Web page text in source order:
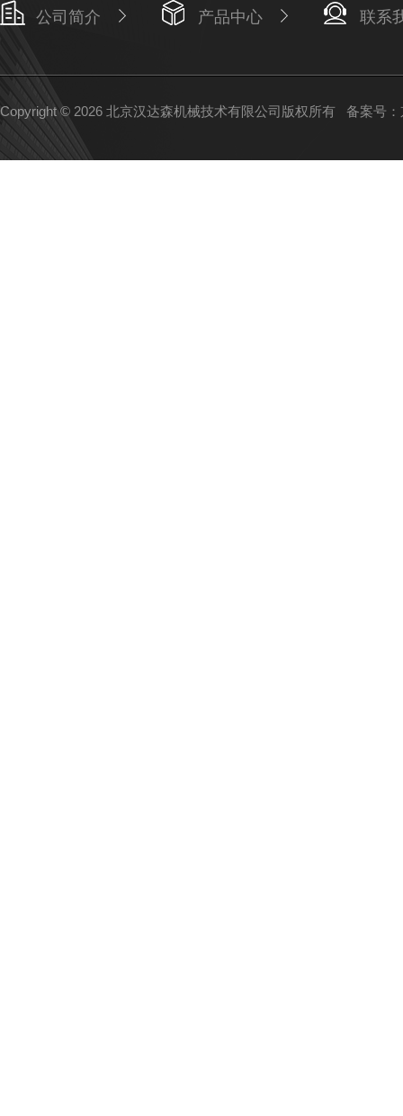
公司简介 产品中心 联系
Copyright © 2026 北京汉达森机械技术有限公司版权所有 备案号：